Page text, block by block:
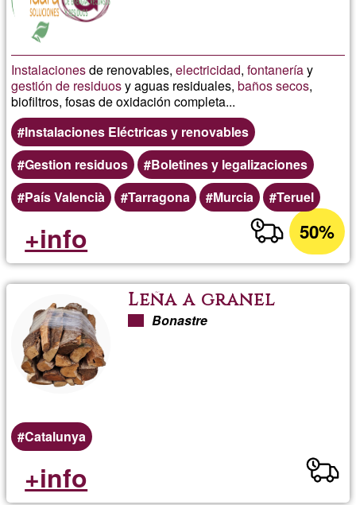
Instalacionesde renovables,electricidad,fontaneríay
gestión de residuosy aguas residuales,baños secos,
biofiltros, fosas de oxidación completa...
Instalaciones Eléctricas y renovables
Gestion residuos
Boletines y legalizaciones
País Valencià
Tarragona Murcia Teruel
50%
+info
Leña a granel
Bonastre
Catalunya
+info